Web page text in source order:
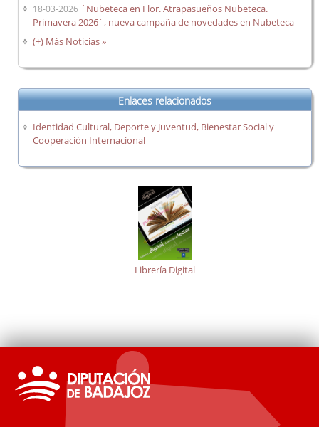
18-03-2026 ´Nubeteca en Flor. Atrapasueños Nubeteca.
Primavera 2026´, nueva campaña de novedades en Nubeteca
(+) Más Noticias »
Enlaces relacionados
Identidad Cultural, Deporte y Juventud, Bienestar Social y
Cooperación Internacional
Librería Digital